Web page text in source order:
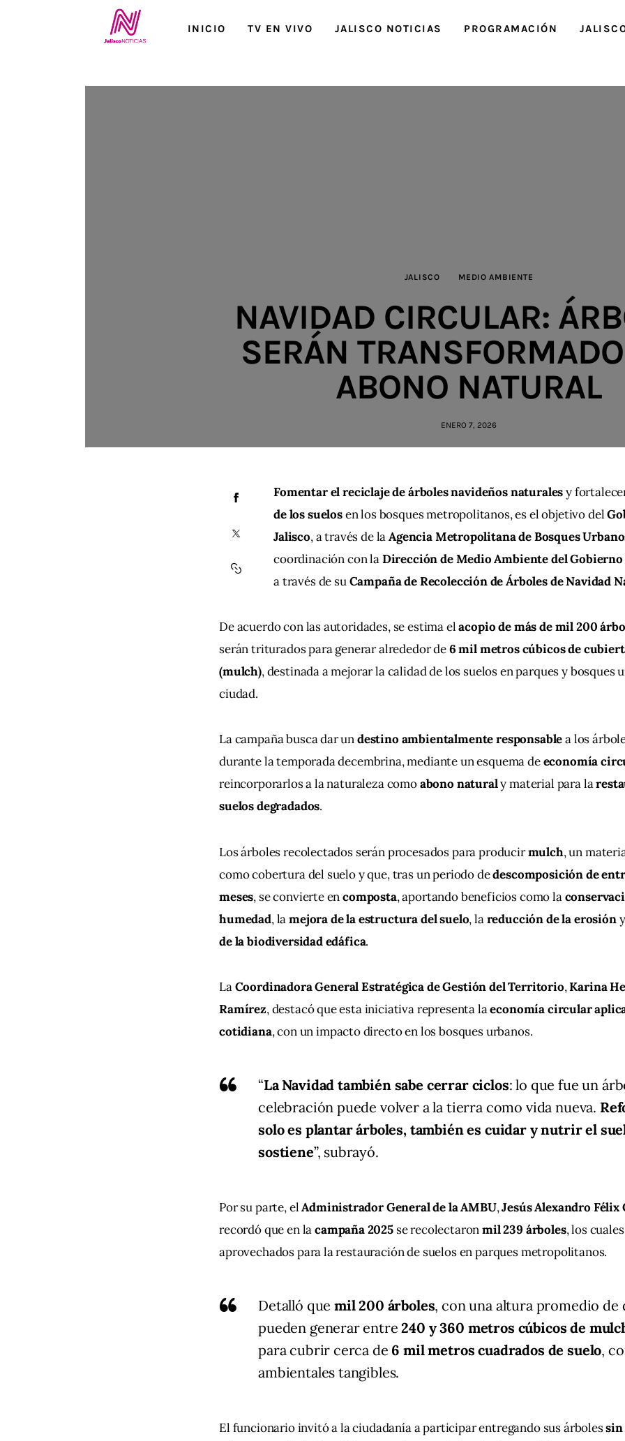
INICIO TV EN VIVO JALISCO NOTICIAS PROGRAMACIÓN
Jalisco Noticias
JALISCO MEDIO AMBIENTE
NAVIDAD CIRCULAR:
SERÁN
ABONO NATURAL
ENERO 7, 2026
Fomentar el reciclaje de árboles navideños naturales y
de los suelos en los bosques metropolitanos, es el objetivo del
Jalisco, a través de la Agencia Metropolitana de Bosques
coordinación con la Dirección de Medio Ambiente del Gobierno
a través de su Campaña de Recolección de Árboles de Navidad
De acuerdo con las autoridades, se estima el acopio de más de mil 200
serán triturados para generar alrededor de 6 mil metros cúbicos de
(mulch), destinada a mejorar la calidad de los suelos en parques y bosques
ciudad.
La campaña busca dar un destino ambientalmente responsable a los
durante la temporada decembrina, mediante un esquema de economía
reincorporarlos a la naturaleza como abono natural y material para la
suelos degradados.
Los árboles recolectados serán procesados para producir mulch, un
como cobertura del suelo y que, tras un periodo de descomposición de
meses, se convierte en composta, aportando beneficios como la
humedad, la mejora de la estructura del suelo, la reducción de la erosión
de la biodiversidad edáfica.
La Coordinadora General Estratégica de Gestión del Territorio, Karina
Ramírez, destacó que esta iniciativa representa la economía circular
cotidiana, con un impacto directo en los bosques urbanos.
“La Navidad también sabe cerrar ciclos: lo que fue un
celebración puede volver a la tierra como vida nueva.
solo es plantar árboles, también es cuidar y nutrir el
sostiene”, subrayó.
Por su parte, el Administrador General de la AMBU, Jesús Alexandro Félix
recordó que en la campaña 2025 se recolectaron mil 239 árboles, los
aprovechados para la restauración de suelos en parques metropolitanos.
Detalló que mil 200 árboles, con una altura promedio de
pueden generar entre240 y 360 metros cúbicos de
para cubrir cerca de 6 mil metros cuadrados de suelo,
ambientales tangibles.
El funcionario invitó a la ciudadanía a participar entregando sus árboles